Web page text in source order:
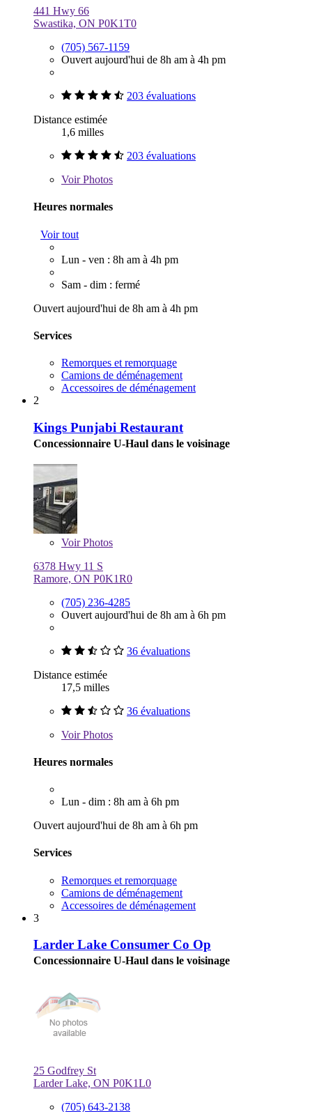
441 Hwy 66
Swastika, ON P0K1T0
(705) 567-1159
Ouvert aujourd'hui de 8h am à 4h pm
203 évaluations
Distance estimée
1,6 milles
203 évaluations
VoirPhotos
Heures normales
Voir tout
Lun - ven : 8h am à 4h pm
Sam - dim : fermé
Ouvert aujourd'hui de 8h am à 4h pm
Services
Remorques et remorquage
Camions de déménagement
Accessoires de déménagement
2
Kings Punjabi Restaurant
Concessionnaire U-Haul dans le voisinage
VoirPhotos
6378 Hwy 11 S
Ramore, ON P0K1R0
(705) 236-4285
Ouvert aujourd'hui de 8h am à 6h pm
36 évaluations
Distance estimée
17,5 milles
36 évaluations
VoirPhotos
Heures normales
Lun - dim : 8h am à 6h pm
Ouvert aujourd'hui de 8h am à 6h pm
Services
Remorques et remorquage
Camions de déménagement
Accessoires de déménagement
3
Larder Lake Consumer Co Op
Concessionnaire U-Haul dans le voisinage
25 Godfrey St
Larder Lake, ON P0K1L0
(705) 643-2138